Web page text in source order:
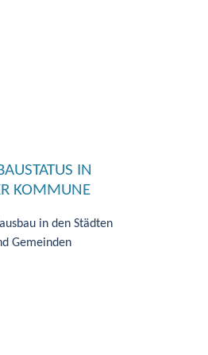
IN
KOMMUNE
in den Städten
Gemeinden